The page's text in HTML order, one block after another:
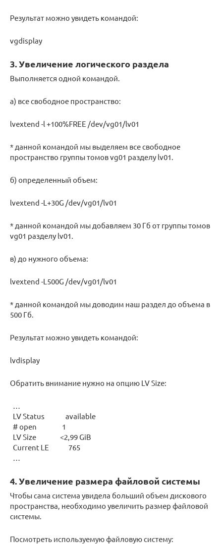
Результат можно увидеть командой:
vgdisplay
3. Увеличение логического раздела
Выполняется одной командой.
а) все свободное пространство:
lvextend -l +100%FREE /dev/vg01/lv01
* данной командой мы выделяем все свободное
пространство группы томов vg01 разделу lv01.
б) определенный объем:
lvextend -L+30G /dev/vg01/lv01
* данной командой мы добавляем 30 Гб от группы томов
vg01 разделу lv01.
в) до нужного объема:
lvextend -L500G /dev/vg01/lv01
* данной командой мы доводим наш раздел до объема в
500 Гб.
Результат можно увидеть командой:
lvdisplay
Обратить внимание нужно на опцию LV Size:
LV Status available
# open 1
LV Size <2,99 GiB
Current LE 765
4. Увеличение размера файловой системы
Чтобы сама система увидела больший объем дискового
пространства, необходимо увеличить размер файловой
системы.
Посмотреть используемую файловую систему: